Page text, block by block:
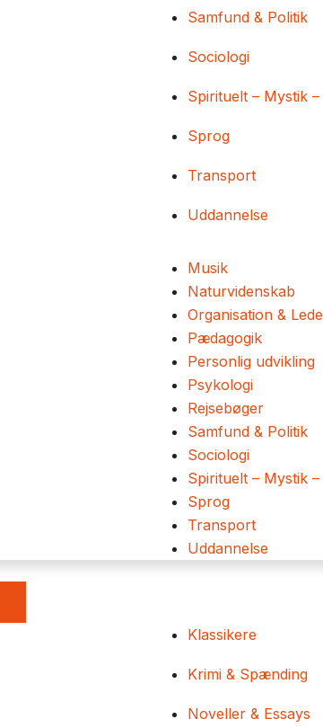
Samfund & Politik
Sociologi
Spirituelt – Mystik
Sprog
Transport
Uddannelse
Musik
Naturvidenskab
Organisation &
Pædagogik
Personlig udvikling
Psykologi
Rejsebøger
Samfund & Politik
Sociologi
Spirituelt – Mystik
Sprog
Transport
Uddannelse
Klassikere
Krimi & Spænding
Noveller & Essays